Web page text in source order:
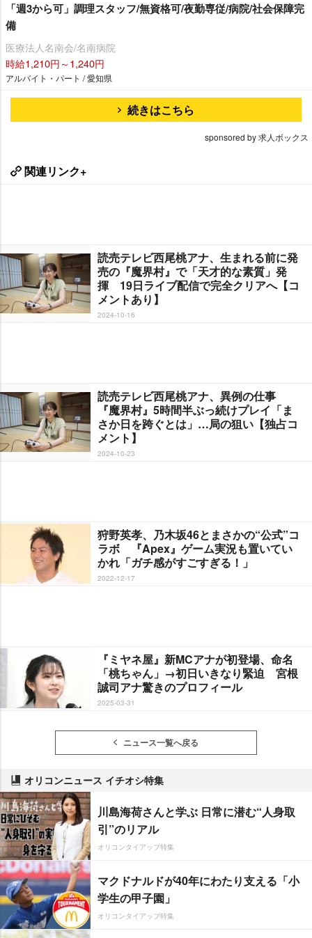
「週3から可」調理スタッフ/無資格可/夜勤専従/病院/社会保障完
備
医療法人名南会/名南病院
時給1,210円～1,240円
アルバイト・パート / 愛知県
続きはこちら
sponsored by 求人ボックス
関連リンク+
読売テレビ西尾桃アナ、生まれる前に発
売の『魔界村』で「天才的な素質」発
揮 19日ライブ配信で完全クリアへ【コ
メントあり】
2024-10-16
読売テレビ西尾桃アナ、異例の仕事
『魔界村』5時間半ぶっ続けプレイ「ま
さか日を跨ぐとは」…局の狙い【独占コ
メント】
2024-10-23
狩野英孝、乃木坂46とまさかの“公式”コ
ラボ 『Apex』ゲーム実況も置いてい
かれ「ガチ感がすごすぎる！」
2022-12-17
『ミヤネ屋』新MCアナが初登場、命名
「桃ちゃん」→初日いきなり緊迫 宮根
誠司アナ驚きのプロフィール
2025-03-31
ニュース一覧へ戻る
オリコンニュース イチオシ特集
川島海荷さんと学ぶ 日常に潜む“人身取
引”のリアル
オリコンタイアップ特集
マクドナルドが40年にわたり支える「小
学生の甲子園」
オリコンタイアップ特集